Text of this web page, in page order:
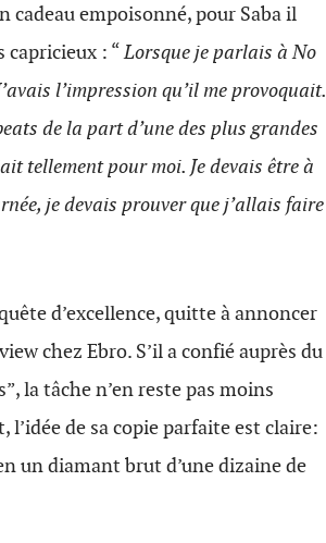
cadeau empoisonné, pour Saba il
capricieux : “Lorsque je parlais à No
l’impression qu’il me provoquait.
de la part d’une des plus grandes
tellement pour moi. Je devais être à
je devais prouver que j’allais faire
d’excellence, quitte à annoncer
chez Ebro. S’il a confié auprès du
la tâche n’en reste pas moins
l’idée de sa copie parfaite est claire:
un diamant brut d’une dizaine de